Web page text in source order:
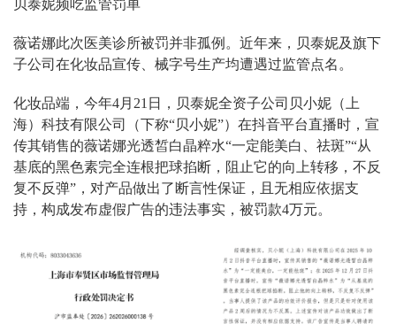
贝泰妮频吃监管罚单
薇诺娜此次医美诊所被罚并非孤例。近年来，贝泰妮及旗下
子公司在化妆品宣传、械字号生产均遭遇过监管点名。
化妆品端，今年4月21日，贝泰妮全资子公司贝小妮（上
海）科技有限公司（下称“贝小妮”）在抖音平台直播时，宣
传其销售的薇诺娜光透皙白晶粹水“一定能美白、祛斑”“从
基底的黑色素完全连根把球掐断，阻止它的向上转移，不反
复不反弹”，对产品做出了断言性保证，且无相应依据支
持，构成发布虚假广告的违法事实，被罚款4万元。